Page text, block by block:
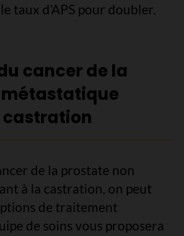
taux d'APS pour doubler.
cancer de la
de la prostate non
à la castration, on peut
de traitement
de soins vous proposera